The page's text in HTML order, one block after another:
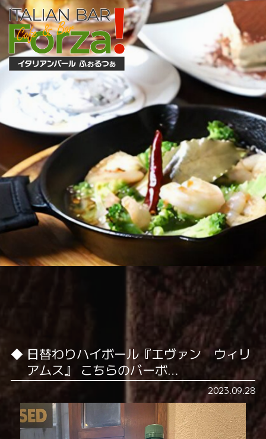
日替わりハイボール『エヴァン ウィリ
アムス』 こちらのバーボ…
2023.09.28